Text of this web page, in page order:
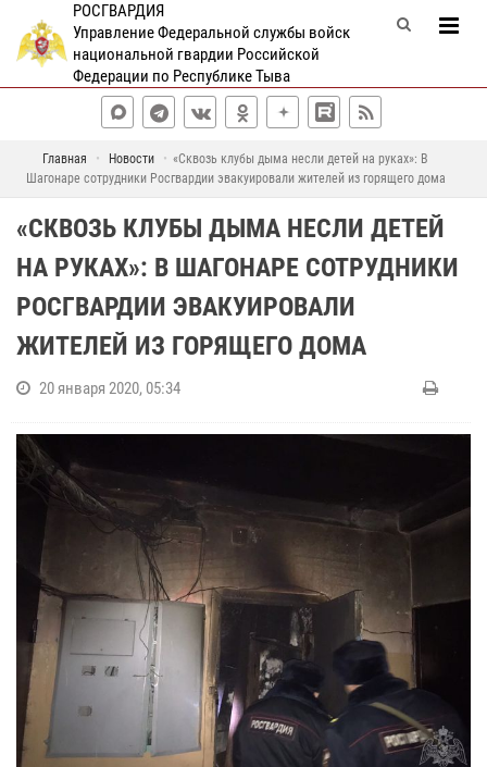
РОСГВАРДИЯ
Управление Федеральной службы войск
национальной гвардии Российской
Федерации по Республике Тыва
Главная Новости
«Сквозь клубы дыма несли детей на руках»: В
Шагонаре сотрудники Росгвардии эвакуировали жителей из горящего дома
«СКВОЗЬ КЛУБЫ ДЫМА НЕСЛИ ДЕТЕЙ
НА РУКАХ»: В ШАГОНАРЕ СОТРУДНИКИ
РОСГВАРДИИ ЭВАКУИРОВАЛИ
ЖИТЕЛЕЙ ИЗ ГОРЯЩЕГО ДОМА
20 января 2020, 05:34